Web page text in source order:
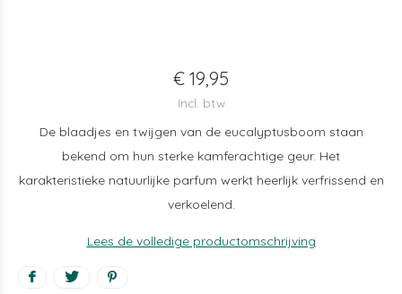
€ 19,95
Incl. btw
De blaadjes en twijgen van de eucalyptusboom staan
bekend om hun sterke kamferachtige geur. Het
karakteristieke natuurlijke parfum werkt heerlijk verfrissend en
verkoelend.
Lees de volledige productomschrijving